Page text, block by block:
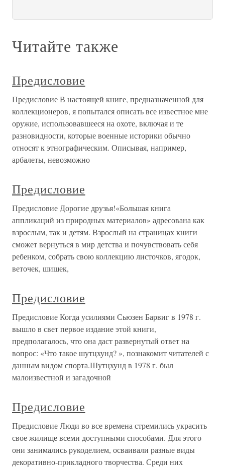
Читайте также
Предисловие
Предисловие В настоящей книге, предназначенной для
коллекционеров, я попытался описать все известное мне
оружие, использовавшееся на охоте, включая и те
разновидности, которые военные историки обычно
относят к этнографическим. Описывая, например,
арбалеты, невозможно
Предисловие
Предисловие Дорогие друзья!«Большая книга
аппликаций из природных материалов» адресована как
взрослым, так и детям. Взрослый на страницах книги
сможет вернуться в мир детства и почувствовать себя
ребенком, собрать свою коллекцию листочков, ягодок,
веточек, шишек,
Предисловие
Предисловие Когда усилиями Сьюзен Барвиг в 1978 г.
вышло в свет первое издание этой книги,
предполагалось, что она даст развернутый ответ на
вопрос: «Что такое шутцхунд? », познакомит читателей с
данным видом спорта.Шутцхунд в 1978 г. был
малоизвестной и загадочной
Предисловие
Предисловие Люди во все времена стремились украсить
свое жилище всеми доступными способами. Для этого
они занимались рукоделием, осваивали разные виды
декоративно-прикладного творчества. Среди них